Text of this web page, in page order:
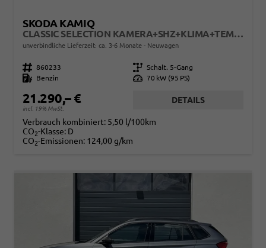
SKODA KAMIQ
CLASSIC SELECTION KAMERA+SHZ+KLIMA+TEMPOMAT+LED+16" LM
unverbindliche Lieferzeit: ca. 3-6 Monate Neuwagen
Fahrzeugnr. 860233 Getriebe Schalt. 5-Gang
Kraftstoff
Benzin Leistung 70 kW (95 PS)
21.290,– €
incl. 19% MwSt.
DETAILS
Verbrauch kombiniert: 5,50 l/100km
CO2-Klasse: D
CO2-Emissionen: 124,00 g/km